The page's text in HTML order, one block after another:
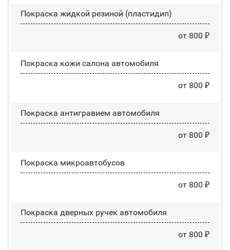
Покраска жидкой резиной (пластидип)
от 800 ₽
Покраска кожи салона автомобиля
от 800 ₽
Покраска антигравием автомобиля
от 800 ₽
Покраска микроавтобусов
от 800 ₽
Покраска дверных ручек автомобиля
от 800 ₽